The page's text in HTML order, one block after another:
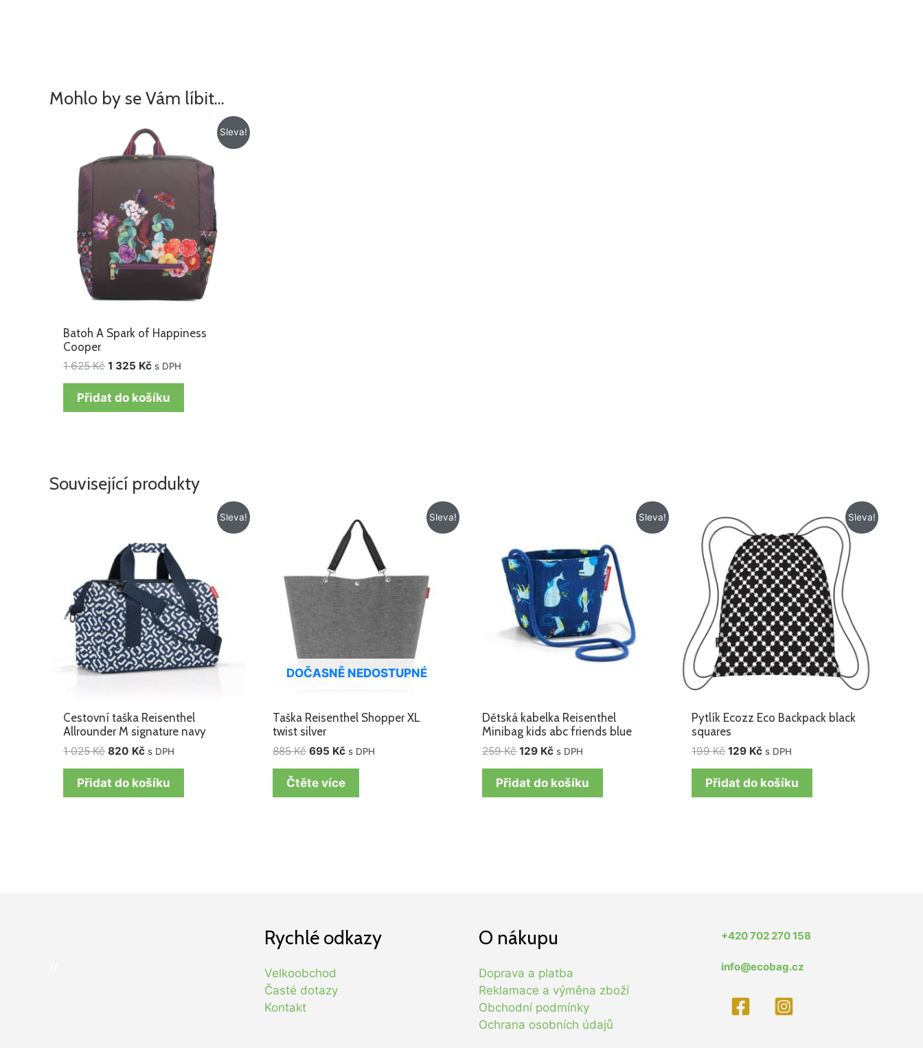
Mohlo by se Vám líbit…
Sleva!
Batoh A Spark of Happiness
Cooper
1 625Kč
Původní
cena
byla:
1
1 325 Kč
Aktuální
cena
je:
s DPH
Přidat do košíku
Související produkty
Sleva!
Cestovní taška Reisenthel
Allrounder M signature navy
1 025Kč
025 Kč.
820 Kč
820 Kč.
s DPH
Přidat do košíku
Sleva!
DOČASNĚ NEDOSTUPNÉ
Taška Reisenthel Shopper XL
twist silver
885Kč
885 Kč.
695 Kč
cena
je:
695 Kč.
s DPH
Čtěte více
Sleva!
Dětská kabelka Reisenthel
Minibag kids abc friends blue
259Kč
259 Kč.
129 Kč
129 Kč.
s DPH
Přidat do košíku
Sleva!
Pytlík Ecozz Eco Backpack black
squares
199Kč
cena
byla:
199 Kč.
129 Kč
je:
129 Kč.
s DPH
Přidat do košíku
Rychlé odkazy
Velkoobchod
Časté dotazy
Kontakt
O nákupu
Doprava a platba
Reklamace a výměna zboží
Obchodní podmínky
Ochrana osobních údajů
+420 702 270 158
info@ecobag.cz